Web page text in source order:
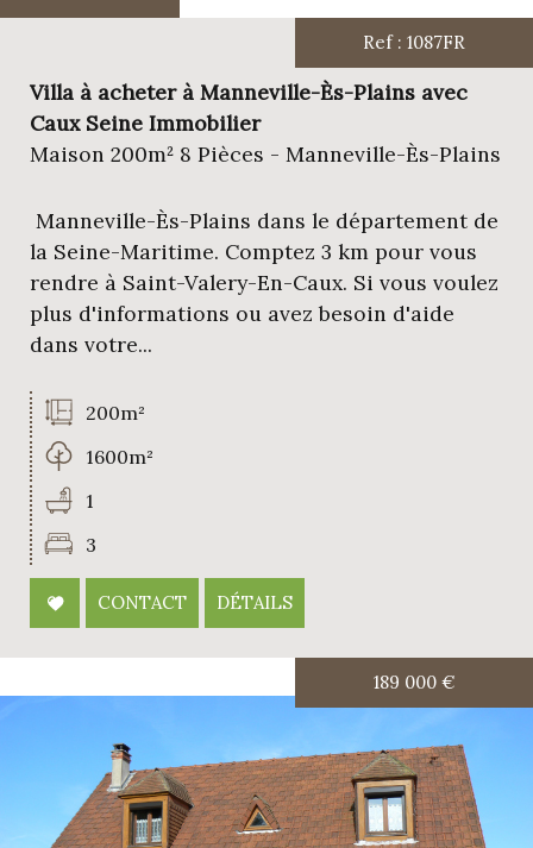
Ref : 1087FR
Villa à acheter à Manneville-Ès-Plains avec
Caux Seine Immobilier
Maison 200m² 8 Pièces - Manneville-Ès-Plains
Manneville-Ès-Plains dans le département de
la Seine-Maritime. Comptez 3 km pour vous
rendre à Saint-Valery-En-Caux. Si vous voulez
plus d'informations ou avez besoin d'aide
dans votre...
200m²
1600m²
1
3
CONTACT DÉTAILS
189 000 €